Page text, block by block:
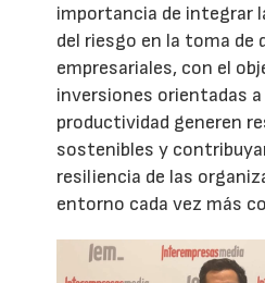
importancia de integrar
del riesgo en la toma de
empresariales, con el
inversiones orientadas
productividad generen
sostenibles y
resiliencia de las
entorno cada vez más